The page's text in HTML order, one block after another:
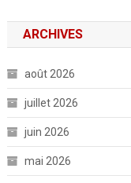
ARCHIVES
août 2026
juillet 2026
juin 2026
mai 2026